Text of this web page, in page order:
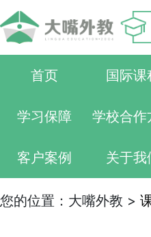
首页 国际课
学习保障 学校合作
客户案例 关于我
您的位置：大嘴外教 >